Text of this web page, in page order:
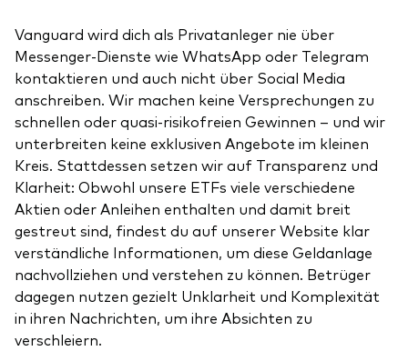
Vanguard wird dich als Privatanleger nie über
Messenger-Dienste wie WhatsApp oder Telegram
kontaktieren und auch nicht über Social Media
anschreiben. Wir machen keine Versprechungen zu
schnellen oder quasi-risikofreien Gewinnen – und wir
unterbreiten keine exklusiven Angebote im kleinen
Kreis. Stattdessen setzen wir auf Transparenz und
Klarheit: Obwohl unsere ETFs viele verschiedene
Aktien oder Anleihen enthalten und damit breit
gestreut sind, findest du auf unserer Website klar
verständliche Informationen, um diese Geldanlage
nachvollziehen und verstehen zu können. Betrüger
dagegen nutzen gezielt Unklarheit und Komplexität
in ihren Nachrichten, um ihre Absichten zu
verschleiern.